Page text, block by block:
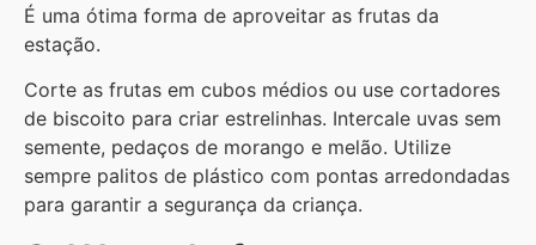
É uma ótima forma de aproveitar as frutas da
estação.
Corte as frutas em cubos médios ou use cortadores
de biscoito para criar estrelinhas. Intercale uvas sem
semente, pedaços de morango e melão. Utilize
sempre palitos de plástico com pontas arredondadas
para garantir a segurança da criança.